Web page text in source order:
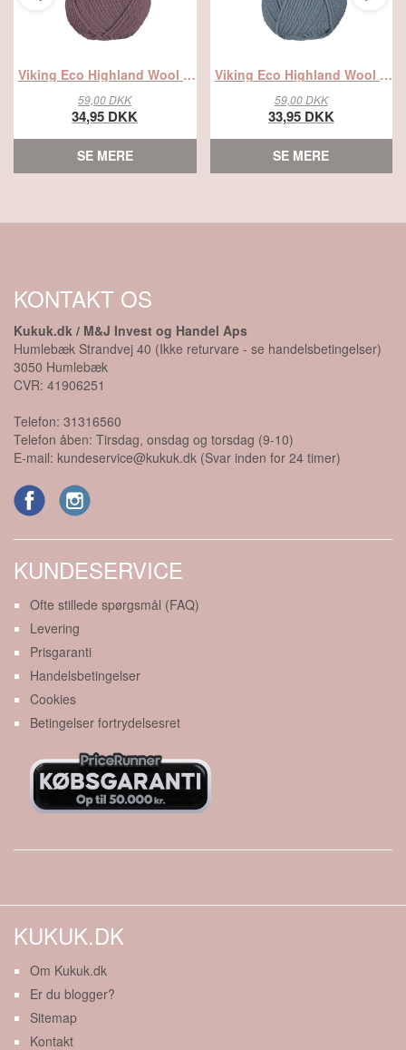
Viking Eco Highland Wool 268 lilla, Uldgarn, fra Viking
59,00 DKK
34,95 DKK
SE MERE
Viking Eco Highland Wool 210 Gråblå, Uldgarn, fra Viking
59,00 DKK
33,95 DKK
SE MERE
KONTAKT OS
Kukuk.dk / M&J Invest og Handel Aps
Humlebæk Strandvej 40 (Ikke returvare - se handelsbetingelser)
3050 Humlebæk
CVR: 41906251
Telefon: 31316560
Telefon åben: Tirsdag, onsdag og torsdag (9-10)
E-mail: kundeservice@kukuk.dk (Svar inden for 24 timer)
KUNDESERVICE
Ofte stillede spørgsmål (FAQ)
Levering
Prisgaranti
Handelsbetingelser
Cookies
Betingelser fortrydelsesret
KUKUK.DK
Om Kukuk.dk
Er du blogger?
Sitemap
Kontakt